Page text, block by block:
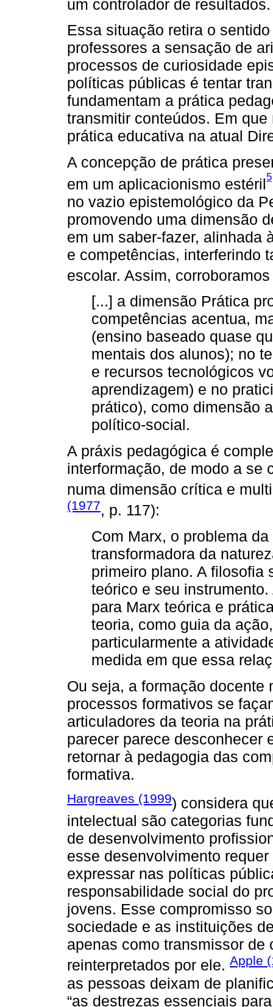
um controlador de resultados.
Essa situação retira o
professores a sensação de
processos de curiosidade
políticas públicas é tentar
fundamentam a prática
transmitir conteúdos. Em
prática educativa na atual
A concepção de prática
em um aplicacionismo estéril5
no vazio epistemológico da
promovendo uma dimensão
em um saber-fazer, alinhada
e competências, interferindo
escolar. Assim,
[...] a dimensão Prática
competências acentua,
(ensino baseado quase
mentais dos alunos); no
e recursos tecnológicos
aprendizagem) e no
prático), como dimensão
político-social.
A práxis pedagógica é
interformação, de modo a se
numa dimensão crítica e
(1977, p. 117):
Com Marx, o problema
transformadora da
primeiro plano. A filosofia
teórico e seu
para Marx teórica e
teoria, como guia da
particularmente a
medida em que essa
Ou seja, a formação docente
processos formativos se
articuladores da teoria na
parecer parece desconhecer
retornar à pedagogia das
formativa.
Hargreaves (1999) considera
intelectual são categorias
de desenvolvimento
esse desenvolvimento
expressar nas políticas
responsabilidade social do
jovens. Esse compromisso
sociedade e as instituições
apenas como transmissor de
reinterpretados por ele. Apple
as pessoas deixam de
“as destrezas essenciais